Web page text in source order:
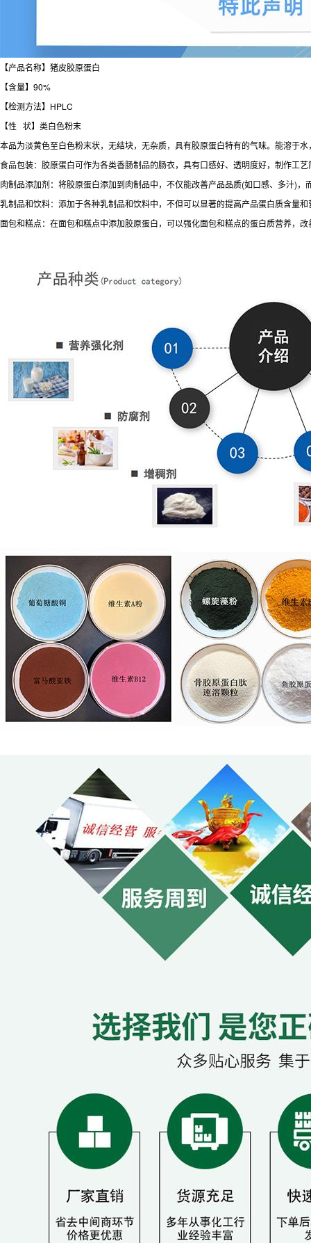
【产品名称】猪皮胶原蛋白
【含量】90%
【检测方法】HPLC
【性 状】类白色粉末
本品为淡黄色至白色粉末状，无结块，无杂质，具有胶原蛋白特有的气味。能溶于
食品包装：胶原蛋白可作为各类香肠制品的肠衣，具有口感好、透明度好，制作工
肉制品添加剂：将胶原蛋白添加到肉制品中，不仅能改善产品品质(如口感、多汁)
乳制品和饮料：添加于各种乳制品和饮料中，不但可以显著的提高产品蛋白质含量和
面包和糕点：在面包和糕点中添加胶原蛋白，可以强化面包和糕点的蛋白质营养，